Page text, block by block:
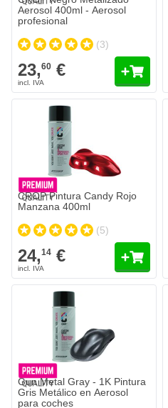
Aerosol 400ml - Aerosol
profesional
(3)
23,60 €
CROP Pintura Candy Rojo
Manzana 400ml
(5)
24,14 €
Gun Metal Gray - 1K Pintura
Gris Metálico en Aerosol
para coches